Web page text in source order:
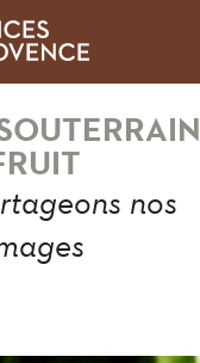
nos